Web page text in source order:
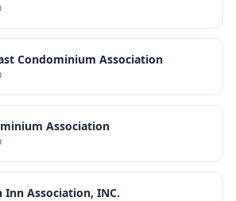
Condominium Association
Association
Association, INC.